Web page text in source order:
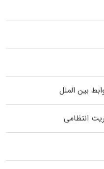
بین الملل
انتظامی